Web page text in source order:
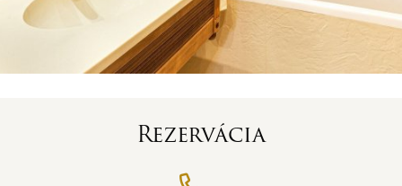
Rezervácia